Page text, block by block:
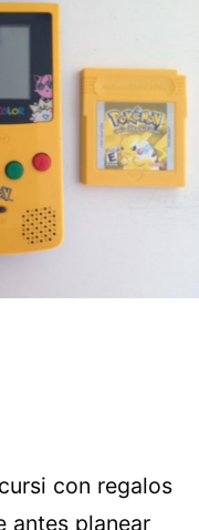
con regalos
antes planear